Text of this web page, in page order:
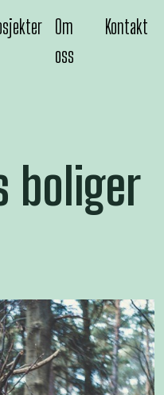
Om
oss
Kontakt
boliger